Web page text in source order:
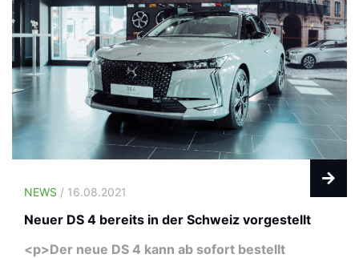
NEWS / 16.08.2021
Neuer DS 4 bereits in der Schweiz vorgestellt
<p>Der neue DS 4 kann ab sofort bestellt